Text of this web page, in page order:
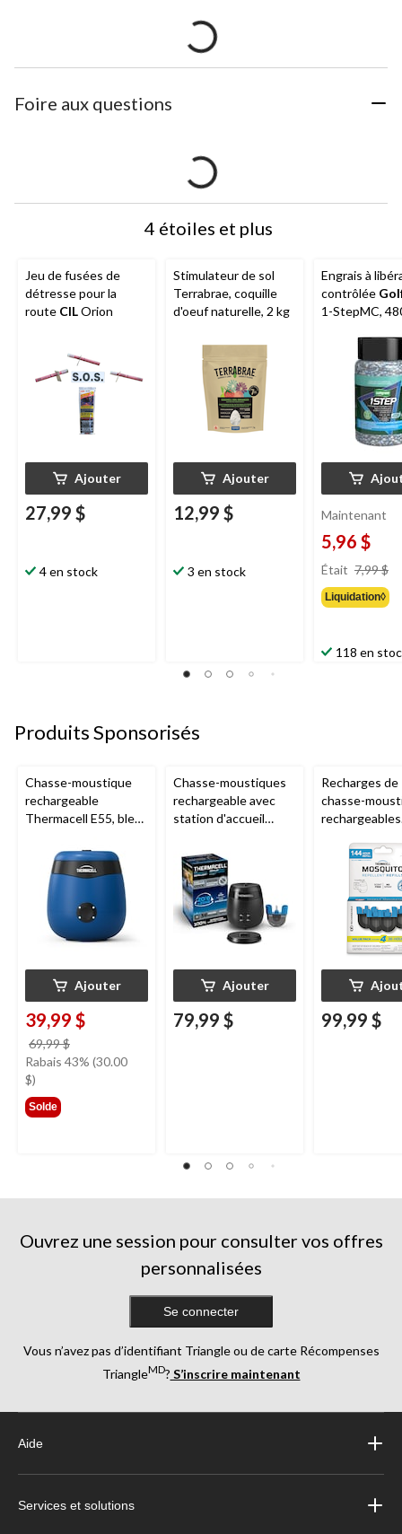
Foire aux questions
4 étoiles et plus
Jeu de fusées de
détresse pour la
route CILOrion
Ajouter
27,99 $
4 en stock
Stimulateur de sol
Terrabrae, coquille
d'oeuf naturelle, 2 kg
Ajouter
12,99 $
3 en stock
Engrais à
contrôlée
1-StepMC,
Maintenant
5,96 $
Était 7,99 $
Liquidation◊
118 en
Produits Sponsorisés
Chasse-moustique
rechargeable
Thermacell E55, bleu
Ajouter
39,99 $
69,99 $
était
Rabais 43% (30.00
$)
Solde
Chasse-moustiques
rechargeable avec
station d'accueil
charbon
Ajouter
79,99 $
Recharges de
chasse-
rechargeables
heures
99,99 $
Ouvrez une session pour consulter vos offres
personnalisées
Se connecter
Vous n’avez pas d’identifiant Triangle ou de carte Récompenses
TriangleMD? S’inscrire maintenant
Aide
Services et solutions